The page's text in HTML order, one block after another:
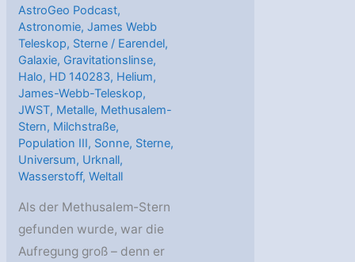
AstroGeo Podcast,
Astronomie,James Webb
Teleskop, Sterne / Earendel,
Galaxie, Gravitationslinse,
Halo, HD 140283, Helium,
James-Webb-Teleskop,
JWST, Metalle, Methusalem-
Stern, Milchstraße,
Population III, Sonne, Sterne,
Universum, Urknall,
Wasserstoff,Weltall
Als der Methusalem-Stern
gefunden wurde, war die
Aufregung groß – denn er